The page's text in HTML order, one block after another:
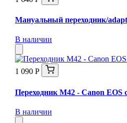
Мануальный переходник/
В наличии
1 090 Р
Переходник M42 - Canon EOS
В наличии